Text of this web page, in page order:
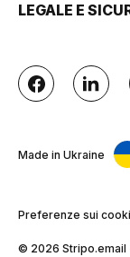
LEGALE E
Made in Ukraine
Preferenze sui
© 2026 Stripо.email